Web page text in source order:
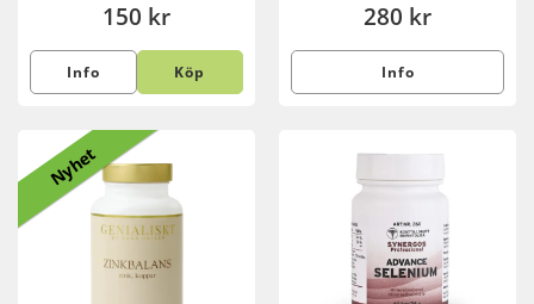
150 kr
Info Köp
280 kr
Info
Nyhet